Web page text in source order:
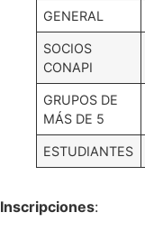
GENERAL
SOCIOS
CONAPI
GRUPOS DE
MÁS DE 5
ESTUDIANTES
Inscripciones: